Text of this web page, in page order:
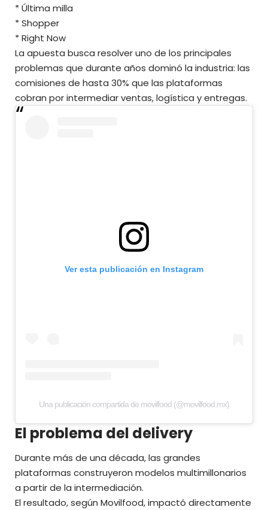
* Última milla
* Shopper
* Right Now
La apuesta busca resolver uno de los principales
problemas que durante años dominó la industria: las
comisiones de hasta 30% que las plataformas
cobran por intermediar ventas, logística y entregas.
Ver esta publicación en Instagram
Una publicación compartida de movilfood (@movilfood.mx)
El problema del delivery
Durante más de una década, las grandes
plataformas construyeron modelos multimillonarios
a partir de la intermediación.
El resultado, según Movilfood, impactó directamente